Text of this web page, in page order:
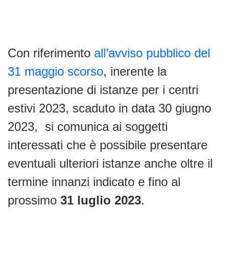
Con riferimento all’avviso pubblico del
31 maggio scorso, inerente la
presentazione di istanze per i centri
estivi 2023, scaduto in data 30 giugno
2023, si comunica ai soggetti
interessati che è possibile presentare
eventuali ulteriori istanze anche oltre il
termine innanzi indicato e fino al
prossimo 31 luglio 2023.